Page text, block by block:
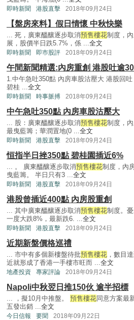
即時新聞 港股直擊 2018年09月24日
【盤房來料】假日情懷 中秋快樂
... 死，廣東醞釀逐步取消預售樓花制度，
展，股價半日跌5.7%，係 ...全文
即時新聞 即巿股評 2018年09月24日
午間新聞精選:內房重創 港股吐逾
1.中午急吐350點 內房車股沽壓大 港股回
碧桂 ...全文
即時新聞 時事脈搏 2018年09月24日
中午急吐350點 內房車股沽壓大
... 股：廣東醞釀逐步取消預售樓花制度，
最曳藍籌；華潤置地(0 ...全文
即時新聞 港股直擊 2018年09月24日
恒指半日挫350點 碧桂園插近6%
... 。 廣東醞釀逐步取消預售樓花制度，內
曳藍籌。 半日只有3 ...全文
即時新聞 港股直擊 2018年09月24日
港股曾插近400點 內房股重創
... 其中廣東醞釀逐步取消預售樓花制度。
一度大跌8%，最新跌6. ...全文
即時新聞 港股直擊 2018年09月24日
近期新盤價格巡禮
... 市中有多個新樓盤待批預售樓花 ，數目
近就形成了香港一手樓市旺而 ...全文
地產投資 專家評論 2018年09月24日
Napoli中秋翌日推150伙 逾半招標
... ，擬10月中推盤。 預售樓花同意方案最
五發出銷 ...全文
今日信報 要聞 2018年09月22日